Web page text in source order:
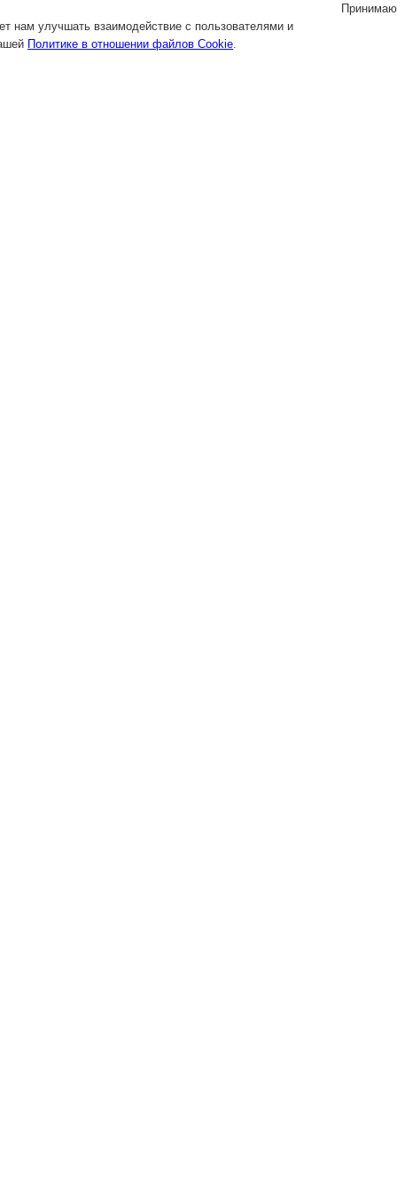
нам улучшать взаимодействие с пользователями и
Политике в отношении файлов Cookie.
Принимаю